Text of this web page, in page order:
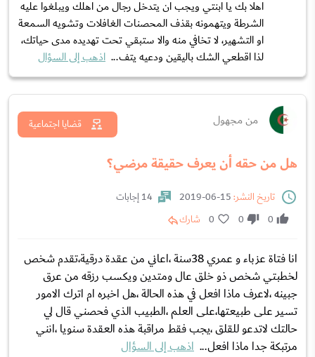
اهلا بك يا ابنتي ويجب ان يتدخل رجال من اهلك ويبلغوا عليه
الشرطة ويتهمونه بقذف المحصنات الغافلات وتشويه السمعة
او التشهير، لا تخافي منه والا ستبقي تحت تهديده مدى حياتك،
لذا اقطعي الشك باليقين ودعيه يتف... اذهب إلى السؤال
من مجهول
هل من حقه أن يعرف حقيقة مرضي؟
قضايا اجتماعية
تاريخ النشر:
14 إجابات
0
0
0 شارك
انا فتاة عزباء و عمري 38سنة ،اعاني من عقدة درقية،تقدم شخص
لخطبتي شخص ذو خلق عال ومتدين ويكسب رزقه من عرق
جبينه ،لاعرف ماذا افعل في هذه الحالة ،هل اخبره ام اترك الامور
تسير على طبيعتها،على العلم ،الطبيب الذي فحصني قال لي
حالتك لاتدعو للقلق ،يجب فقط مراقبة هذه العقدة سنويا ،انني
مرتبكة جدا ماذا افعل... اذهب إلى السؤال